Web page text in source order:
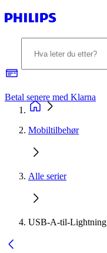
Betal senere med Klarna
Mobiltilbehør
Alle serier
USB-A-til-Lightning